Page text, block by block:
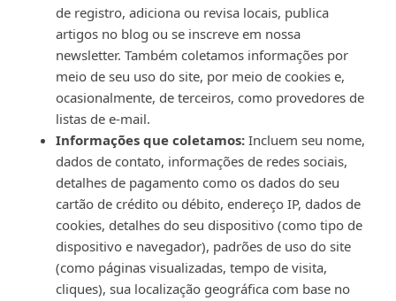
de registro, adiciona ou revisa locais, publica
artigos no blog ou se inscreve em nossa
newsletter. Também coletamos informações por
meio de seu uso do site, por meio de cookies e,
ocasionalmente, de terceiros, como provedores de
listas de e-mail.
Informações que coletamos:Incluem seu nome,
dados de contato, informações de redes sociais,
detalhes de pagamento como os dados do seu
cartão de crédito ou débito, endereço IP, dados de
cookies, detalhes do seu dispositivo (como tipo de
dispositivo e navegador), padrões de uso do site
(como páginas visualizadas, tempo de visita,
cliques), sua localização geográfica com base no